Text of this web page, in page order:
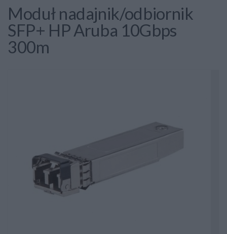
Moduł nadajnik/odbiornik
SFP+ HP Aruba 10Gbps
300m